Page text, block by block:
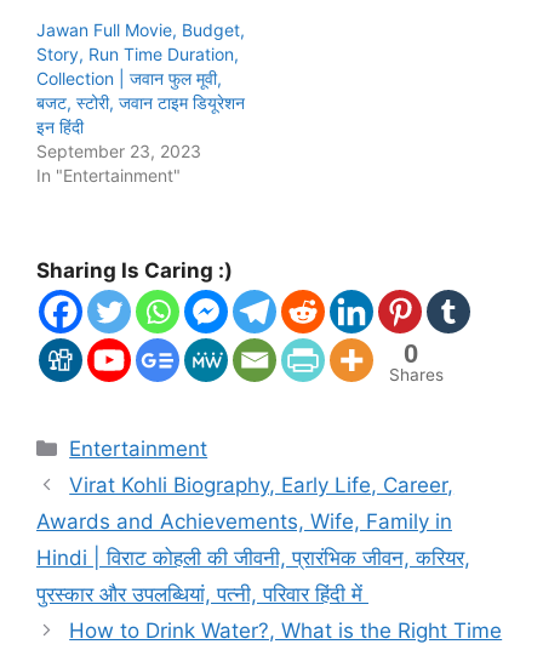
Jawan Full Movie, Budget,
Story, Run Time Duration,
Collection | जवान फुल मूवी,
बजट, स्टोरी, जवान टाइम डियूरेशन
इन हिंदी
September 23, 2023
In "Entertainment"
Sharing Is Caring :)
0
Shares
Categories
Entertainment
Virat Kohli Biography, Early Life, Career,
Awards and Achievements, Wife, Family in
Hindi | विराट कोहली की जीवनी, प्रारंभिक जीवन, करियर,
पुरस्कार और उपलब्धियां, पत्नी, परिवार हिंदी में
How to Drink Water?, What is the Right Time